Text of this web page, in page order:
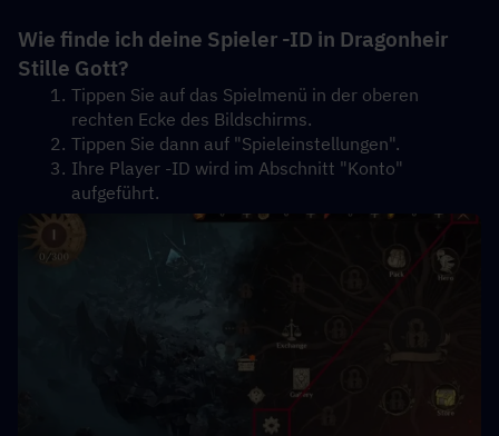
Wie finde ich deine Spieler -ID in Dragonheir
Stille Gott?
Tippen Sie auf das Spielmenü in der oberen
rechten Ecke des Bildschirms.
Tippen Sie dann auf "Spieleinstellungen".
Ihre Player -ID wird im Abschnitt "Konto"
aufgeführt.